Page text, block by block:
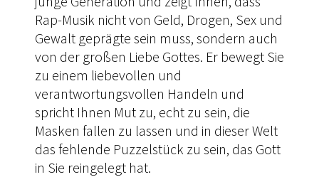
Rap-Musik nicht von Geld, Drogen, Sex und
Gewalt geprägte sein muss, sondern auch
von der großen Liebe Gottes. Er bewegt Sie
zu einem liebevollen und
verantwortungsvollen Handeln und
spricht Ihnen Mut zu, echt zu sein, die
Masken fallen zu lassen und in dieser Welt
das fehlende Puzzelstück zu sein, das Gott
in Sie reingelegt hat.